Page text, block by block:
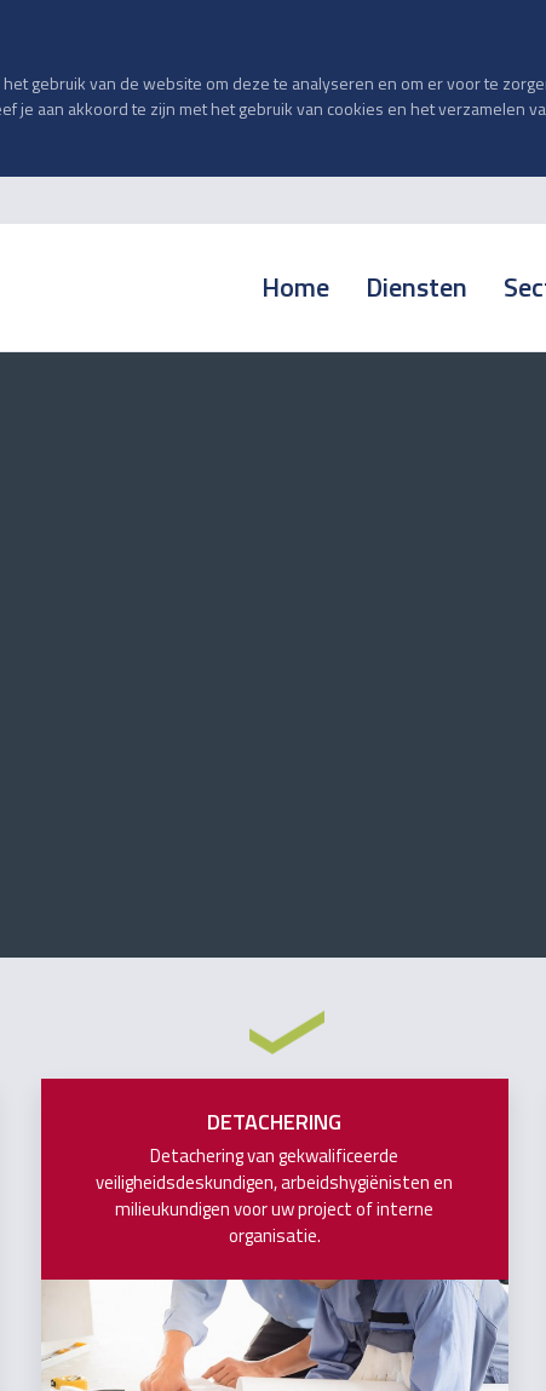
gebruik van de website om deze te analyseren en om er voor te
je aan akkoord te zijn met het gebruik van cookies en het verzamelen
Home Diensten
DETACHERING
Detachering van gekwalificeerde
veiligheidsdeskundigen, arbeidshygiënisten en
milieukundigen voor uw project of interne
organisatie.